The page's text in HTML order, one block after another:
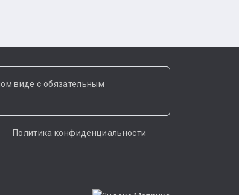
виде с обязательным
Политика конфиденциальности